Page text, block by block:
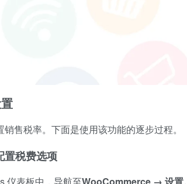
售税率。下面是使用该功能的逐步过程。
置税费选项